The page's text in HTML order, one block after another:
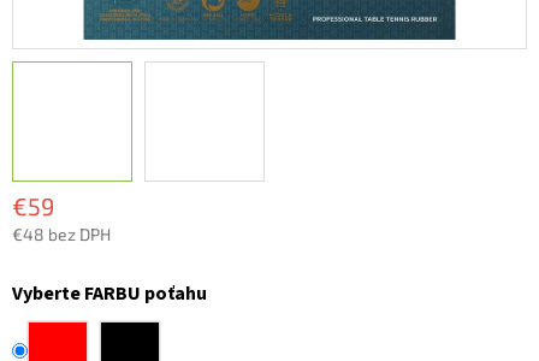
€59
€48 bez DPH
cena:
Vyberte FARBU poťahu